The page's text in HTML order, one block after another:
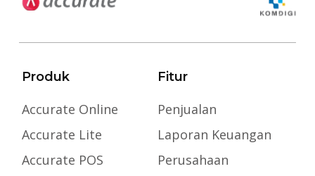
Produk
Accurate Online
Accurate Lite
Accurate POS
Fitur
Penjualan
Laporan Keuangan
Perusahaan